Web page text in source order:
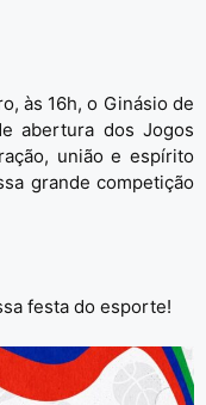
às 16h, o Ginásio de
abertura dos Jogos
união e espírito
grande competição
festa do esporte!